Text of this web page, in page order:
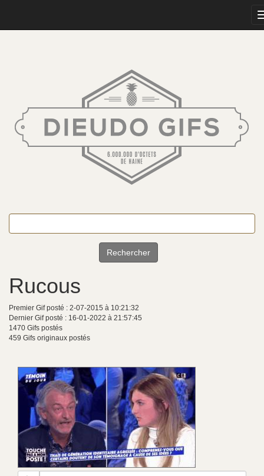
Rechercher
Rucous
Premier Gif posté : 2-07-2015 à 10:21:32
Dernier Gif posté : 16-01-2022 à 21:57:45
1470 Gifs postés
459 Gifs originaux postés